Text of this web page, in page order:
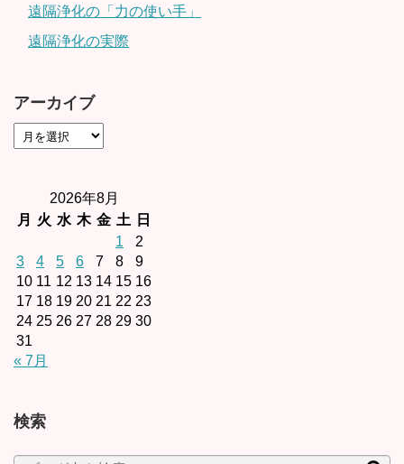
遠隔浄化の「力の使い手」
遠隔浄化の実際
アーカイブ
2026年8月
月
火 水 木 金 土
日
1
2
3
4 5 6 7 8
9
10 11 12 13 14 15 16
17 18 19 20 21 22 23
24 25 26 27 28 29 30
31
« 7月
検索